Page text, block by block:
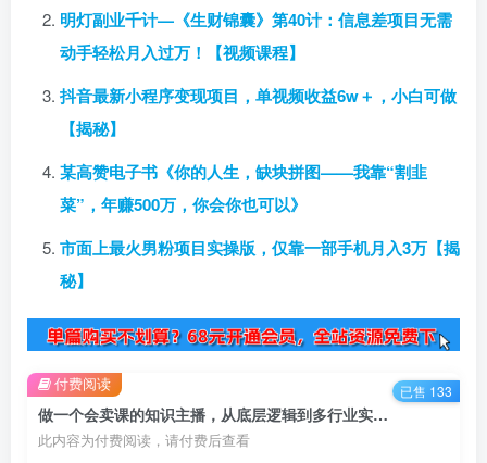
明灯副业千计—《生财锦囊》第40计：信息差项目无需
动手轻松月入过万！【视频课程】
抖音最新小程序变现项目，单视频收益6w＋，小白可做
【揭秘】
某高赞电子书《你的人生，缺块拼图——我靠“割韭
菜”，年赚500万，你会你也可以》
市面上最火男粉项目实操版，仅靠一部手机月入3万【揭
秘】
做一个会卖课的知识主播，从底层逻辑到多行业实战案例，学院式教学
此内容为付费阅读，请付费后查看
付费阅读 已售 133